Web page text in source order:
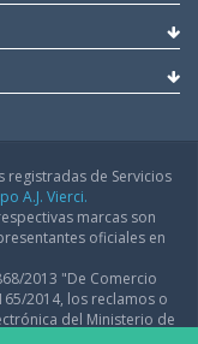
registradas de Servicios
A.J. Vierci.
marcas son
oficiales en
2013 "De Comercio
2014, los reclamos o
del Ministerio de